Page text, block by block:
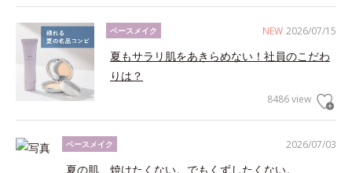
NEW 2026/07/15
ベースメイク
夏もサラリ肌をあきらめない！社員のこだわ
りは？
8486 view
2026/07/03
ベースメイク
夏の肌、焼けたくない。でもくずしたくない。